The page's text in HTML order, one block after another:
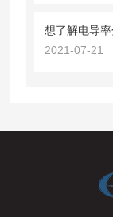
想了解电导
2021-07-21